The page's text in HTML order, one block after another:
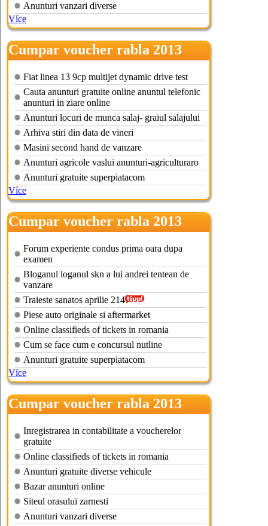
Anunturi vanzari diverse
Více
Cumpar voucher rabla 2013
buzau
Fiat linea 13 9cp multijet dynamic drive test
Cauta anunturi gratuite online anuntul telefonic
anunturi in ziare online
Anunturi locuri de munca salaj- graiul salajului
Arhiva stiri din data de vineri
Masini second hand de vanzare
Anunturi agricole vaslui anunturi-agriculturaro
Anunturi gratuite superpiatacom
Více
Cumpar voucher rabla 2013
pitesti
Forum experiente condus prima oara dupa
examen
Bloganul loganul skn a lui andrei tentean de
vanzare
Traieste sanatos aprilie 214
Piese auto originale si aftermarket
Online classifieds of tickets in romania
Cum se face cum e concursul nutline
Anunturi gratuite superpiatacom
Více
Cumpar voucher rabla 2013
bacau
Inregistrarea in contabilitate a voucherelor
gratuite
Online classifieds of tickets in romania
Anunturi gratuite diverse vehicule
Bazar anunturi online
Siteul orasului zarnesti
Anunturi vanzari diverse